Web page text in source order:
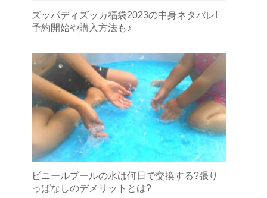
ズッパディズッカ福袋2023の中身ネタバレ!
予約開始や購入方法も♪
ビニールプールの水は何日で交換する?張り
っぱなしのデメリットとは?